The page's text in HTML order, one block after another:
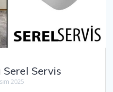
Servis
2025